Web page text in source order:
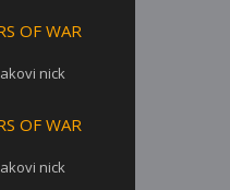
OF WAR
nick
OF WAR
nick